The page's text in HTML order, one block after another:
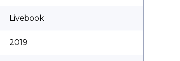
Livebook
2019